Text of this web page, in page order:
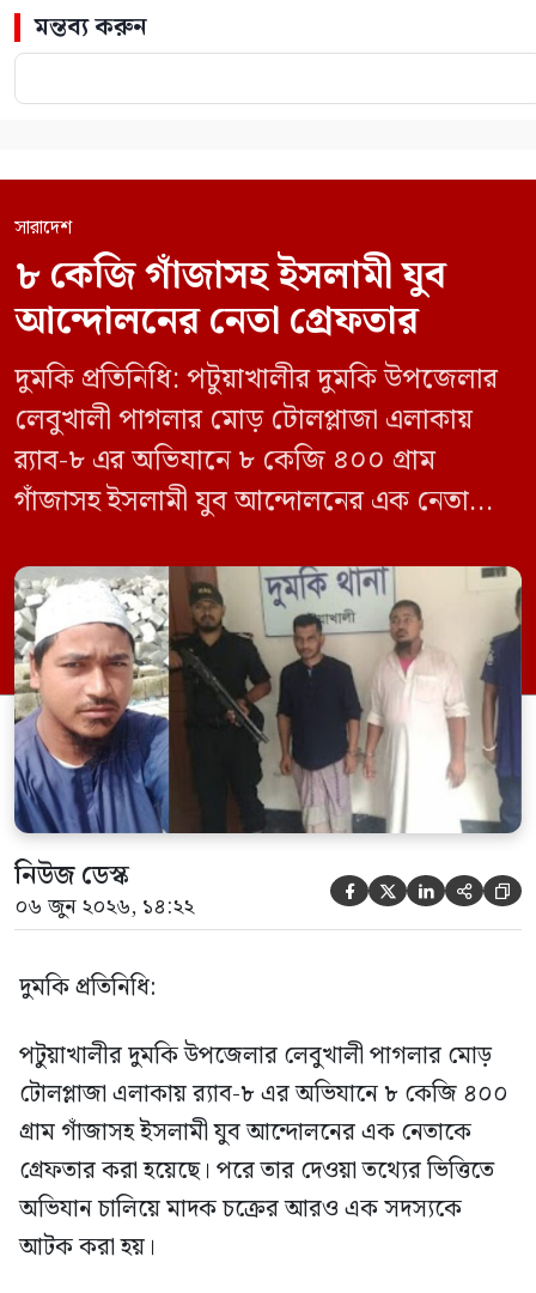
মন্তব্য করুন
সারাদেশ
৮ কেজি গাঁজাসহ ইসলামী যুব
আন্দোলনের নেতা গ্রেফতার
দুমকি প্রতিনিধি: পটুয়াখালীর দুমকি উপজেলার
লেবুখালী পাগলার মোড় টোলপ্লাজা এলাকায়
র‍্যাব-৮ এর অভিযানে ৮ কেজি ৪০০ গ্রাম
গাঁজাসহ ইসলামী যুব আন্দোলনের এক নেতাকে
ভিত্তিতে অভিযান চালিয়ে মাদক চক্রের আরও
এক সদস্যকে আটক করা হয়। র‍্যাব ও পুলিশ
সূত্রে জানা গেছে, শুক্রবার গোপন সংবাদের
ভিত্তিতে র‍্যাব-৮, সিপিসি-১ পটুয়াখালী ক্যাম্পের
[…]
নিউজ ডেস্ক
০৬ জুন ২০২৬, ১৪:২২     
দুমকি প্রতিনিধি:
পটুয়াখালীর দুমকি উপজেলার লেবুখালী পাগলার মোড়
টোলপ্লাজা এলাকায় র‍্যাব-৮ এর অভিযানে ৮ কেজি ৪০০
গ্রাম গাঁজাসহ ইসলামী যুব আন্দোলনের এক নেতাকে
গ্রেফতার করা হয়েছে। পরে তার দেওয়া তথ্যের ভিত্তিতে
অভিযান চালিয়ে মাদক চক্রের আরও এক সদস্যকে
আটক করা হয়।